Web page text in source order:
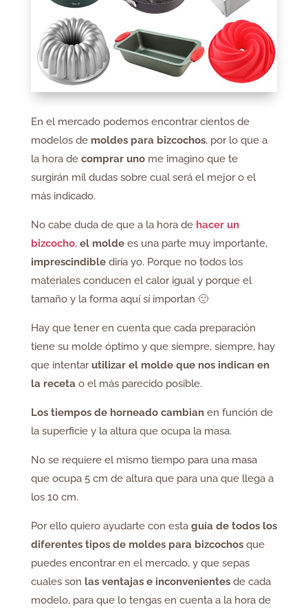
En el mercado podemos encontrar cientos de
modelos de moldes para bizcochos, por lo que a
la hora de comprar uno me imagino que te
surgirán mil dudas sobre cual será el mejor o el
más indicado.
No cabe duda de que a la hora de hacer un
bizcocho, el moldees una parte muy importante,
imprescindiblediría yo. Porque no todos los
materiales conducen el calor igual y porque el
tamaño y la forma aquí sí importan 🙂
Hay que tener en cuenta que cada preparación
tiene su molde óptimo y que siempre, siempre, hay
que intentarutilizar el molde que nos indican en
la receta o el más parecido posible.
Los tiempos de horneado cambianen función de
la superficie y la altura que ocupa la masa.
No se requiere el mismo tiempo para una masa
que ocupa 5 cm de altura que para una que llega a
los 10 cm.
Por ello quiero ayudarte con esta guía de todos los
diferentes tipos de moldes para bizcochosque
puedes encontrar en el mercado, y que sepas
cuales son las ventajas e inconvenientesde cada
modelo, para que lo tengas en cuenta a la hora de